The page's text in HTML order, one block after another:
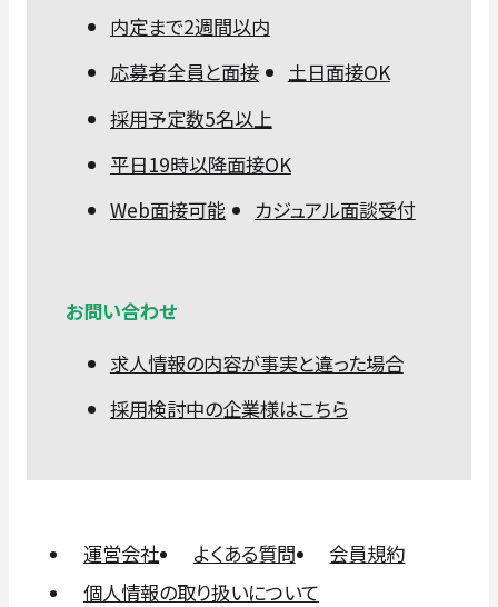
内定まで2週間以内
応募者全員と面接
土日面接OK
採用予定数5名以上
平日19時以降面接OK
Web面接可能
カジュアル面談受付
お問い合わせ
求人情報の内容が事実と違った場合
採用検討中の企業様はこちら
運営会社 よくある質問
会員規約
個人情報の取り扱いについて